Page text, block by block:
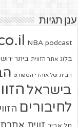
ענן תגיות
NBA podcast
בלוג אתר הזווית ביתר
הבית של אוהדי הספורט
בישראל
לחיבורים